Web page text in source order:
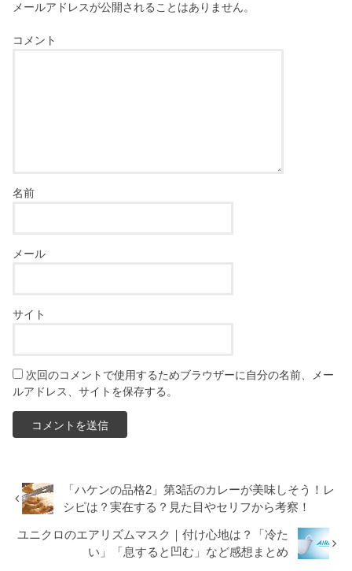
メールアドレスが公開されることはありません。
コメント
名前
メール
サイト
次回のコメントで使用するためブラウザーに自分の名前、メー
ルアドレス、サイトを保存する。
「ハケンの品格2」第3話のカレーが美味しそう！レ
シピは？実在する？見た目やセリフから考察！
ユニクロのエアリズムマスク｜付け心地は？「冷た
い」「息すると凹む」など感想まとめ